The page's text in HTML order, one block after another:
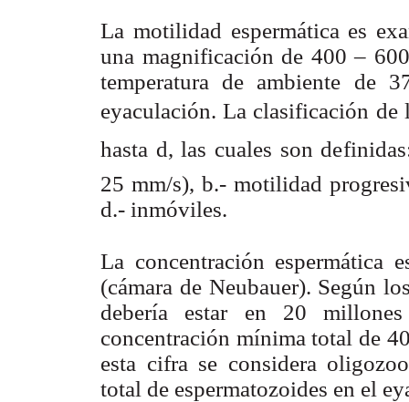
La motilidad espermática es
una magnificación de 400 –
temperatura de ambiente de
eyaculación. La clasificación de
hasta d, las cuales son
25 mm/s), b.- motilidad
d.- inmóviles.
La concentración espermática
(cámara de Neubauer). Según
debería estar en 20
concentración mínima total de
esta cifra se considera
total de espermatozoides en el